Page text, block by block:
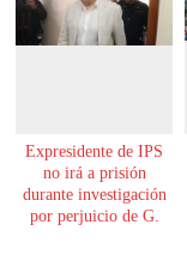
Expresidente de IPS
no irá a prisión
durante investigación
por perjuicio de G.